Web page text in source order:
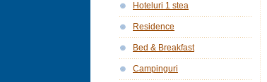
Hoteluri 1 stea
Residence
Bed & Breakfast
Campinguri